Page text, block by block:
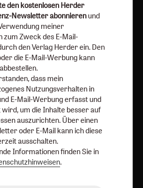
in Newsletter und E-Mail-Werbung
wird, um die Inhalte besser auf
auszurichten. Über einen Link in
kann ich diese Funktion jederzeit
ausschalten.
finden Sie in unseren
Jetzt anmelden
den kostenlosen Herder
Newsletter abonnieren und
meiner
zum Zweck des E-Mail-
den Verlag Herder ein. Den
die E-Mail-Werbung kann
dass mein
Nutzungsverhalten in
E-Mail-Werbung erfasst und
um die Inhalte besser auf
auszurichten. Über einen
oder E-Mail kann ich diese
ausschalten.
Informationen finden Sie in
.